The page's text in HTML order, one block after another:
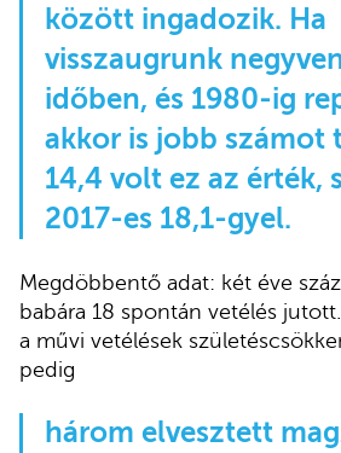
között ingadozik. Ha
visszaugrunk
időben, és 1980-ig
akkor is jobb számot
14,4 volt ez az érték,
2017-es 18,1-gyel.
Megdöbbentő adat: két éve
babára 18 spontán vetélés
a művi vetélések
pedig
három elvesztett